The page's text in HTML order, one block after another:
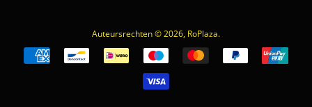
Auteursrechten © 2026, RoPlaza.
Betalingspictogrammen